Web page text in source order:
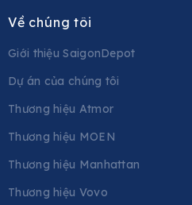
Về chúng tôi
Giới thiệu SaigonDepot
Dự án của chúng tôi
Thương hiệu Atmor
Thương hiệu MOEN
Thương hiệu Manhattan
Thương hiệu Vovo